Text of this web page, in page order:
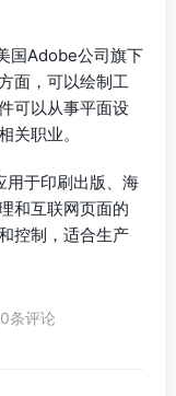
国Adobe公司旗下
面，可以绘制工
可以从事平面设
关职业。
于印刷出版、海
和互联网页面的
控制，适合生产
0条评论